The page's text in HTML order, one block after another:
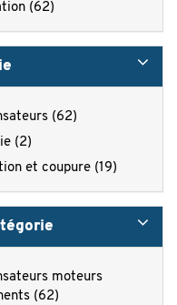
(62)
(62)
(2)
et coupure (19)
moteurs
(62)